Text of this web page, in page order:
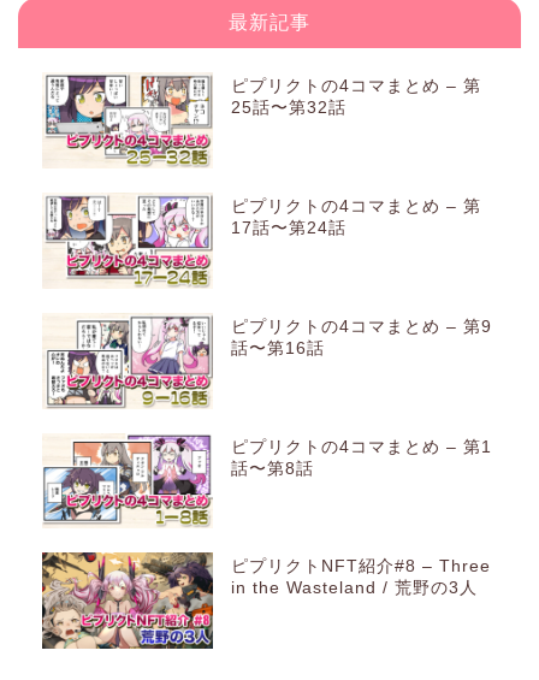
最新記事
ピプリクトの4コマまとめ – 第
25話〜第32話
ピプリクトの4コマまとめ – 第
17話〜第24話
ピプリクトの4コマまとめ – 第9
話〜第16話
ピプリクトの4コマまとめ – 第1
話〜第8話
ピプリクトNFT紹介#8 – Three
in the Wasteland / 荒野の3人